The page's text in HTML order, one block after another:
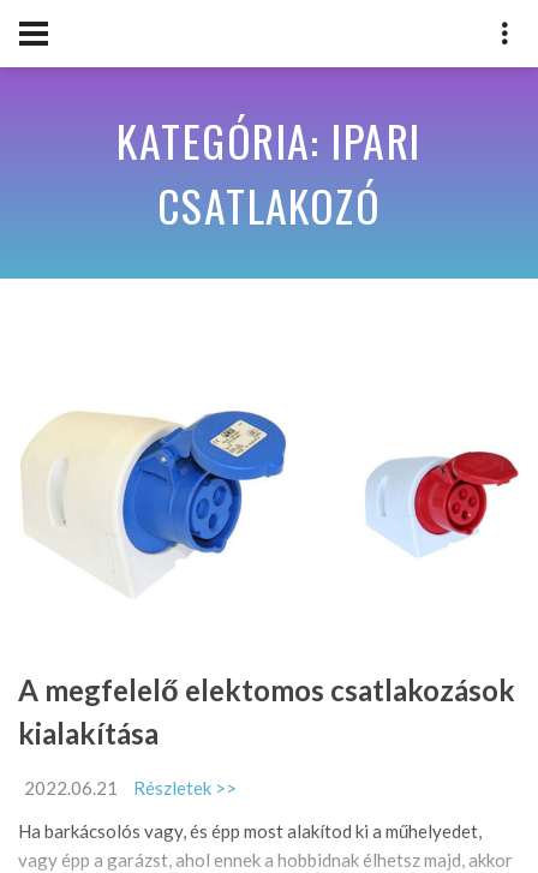
KATEGÓRIA: IPARI
CSATLAKOZÓ
A megfelelő elektomos csatlakozások
kialakítása
2022.06.21
Részletek >>
Ha barkácsolós vagy, és épp most alakítod ki a műhelyedet,
vagy épp a garázst, ahol ennek a hobbidnak élhetsz majd, akkor